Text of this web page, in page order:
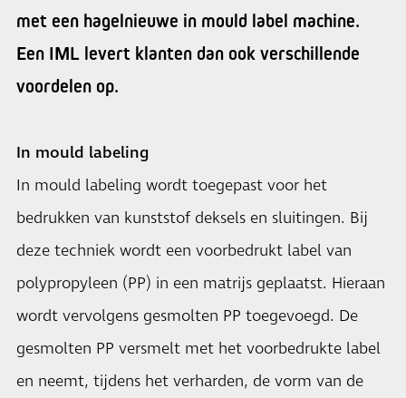
met een hagelnieuwe in mould label machine.
Een IML levert klanten dan ook verschillende
voordelen op.
In mould labeling
In mould labeling wordt toegepast voor het
bedrukken van kunststof deksels en sluitingen. Bij
deze techniek wordt een voorbedrukt label van
polypropyleen (PP) in een matrijs geplaatst. Hieraan
wordt vervolgens gesmolten PP toegevoegd. De
gesmolten PP versmelt met het voorbedrukte label
en neemt, tijdens het verharden, de vorm van de